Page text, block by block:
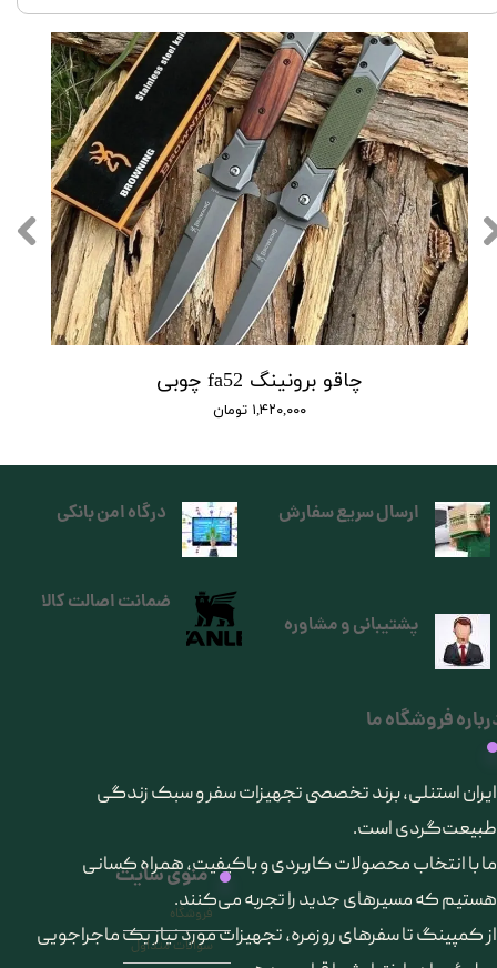
چاقو برونینگ fa52 چوبی
۱,۴۲۰,۰۰۰ تومان
ارسال سریع سفارش
فروشگاه ما
​ایران استنلی، برند تخصصی تجهیزات سفر و سبک زندگی
طبیعت‌گردی است.
ما با انتخاب محصولات کاربردی و باکیفیت، همراه کسانی
هستیم که مسیرهای جدید را تجربه می‌کنند.
از کمپینگ تا سفرهای روزمره، تجهیزات مورد نیاز یک ماجراجویی
منوی سایت
فروشگاه
سوالات متداول
درگاه امن بانکی
پشتیبانی و مشاوره
ضمانت اصالت کالا